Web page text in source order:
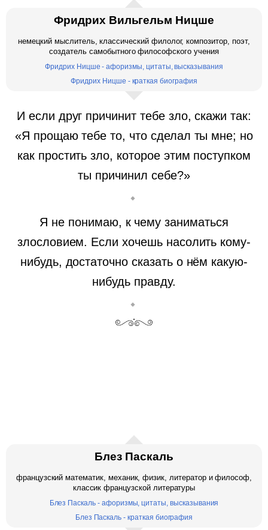
Фридрих Вильгельм Ницше
немецкий мыслитель, классический филолог, композитор, поэт,
создатель самобытного философского учения
Фридрих Ницше - афоризмы, цитаты, высказывания
Фридрих Ницше - краткая биография
И если друг причинит тебе зло, скажи так:
«Я прощаю тебе то, что сделал ты мне; но
как простить зло, которое этим поступком
ты причинил себе?»
Я не понимаю, к чему заниматься
злословием. Если хочешь насолить кому-
нибудь, достаточно сказать о нём какую-
нибудь правду.
Блез Паскаль
французский математик, механик, физик, литератор и философ,
классик французской литературы
Блез Паскаль - афоризмы, цитаты, высказывания
Блез Паскаль - краткая биография